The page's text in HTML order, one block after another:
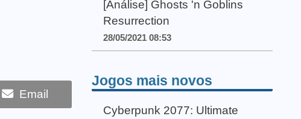
Email
[Análise] Ghosts 'n Goblins
Resurrection
28/05/2021 08:53
Jogos mais novos
Cyberpunk 2077: Ultimate